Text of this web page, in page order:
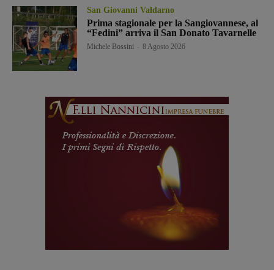
San Giovanni Valdarno
Prima stagionale per la Sangiovannese, al
“Fedini” arriva il San Donato Tavarnelle
Michele Bossini 8 Agosto 2026